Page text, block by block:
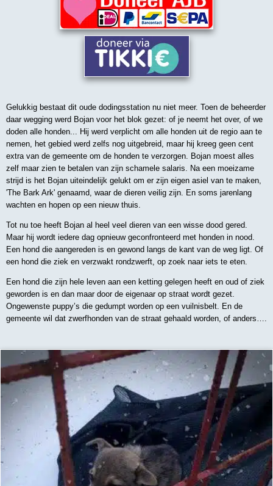
Gelukkig bestaat dit oude dodingsstation nu niet meer. Toen de beheerder
daar wegging werd Bojan voor het blok gezet: of je neemt het over, of we
doden alle honden... Hij werd verplicht om alle honden uit de regio aan te
nemen, het gebied werd zelfs nog uitgebreid, maar hij kreeg geen cent
extra van de gemeente om de honden te verzorgen. Bojan moest alles
zelf maar zien te betalen van zijn schamele salaris. Na een moeizame
strijd is het Bojan uiteindelijk gelukt om er zijn eigen asiel van te maken,
'The Bark Ark' genaamd, waar de dieren veilig zijn. En soms jarenlang
wachten en hopen op een nieuw thuis.
Tot nu toe heeft Bojan al heel veel dieren van een wisse dood gered.
Maar hij wordt iedere dag opnieuw geconfronteerd met honden in nood.
Een hond die aangereden is en gewond langs de kant van de weg ligt. Of
een hond die ziek en verzwakt rondzwerft, op zoek naar iets te eten.
Een hond die zijn hele leven aan een ketting gelegen heeft en oud of ziek
geworden is en dan maar door de eigenaar op straat wordt gezet.
Ongewenste puppy’s die gedumpt worden op een vuilnisbelt. En de
gemeente wil dat zwerfhonden van de straat gehaald worden, of anders….